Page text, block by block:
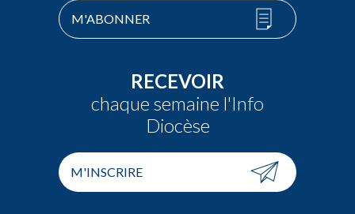
M'ABONNER
RECEVOIR
chaque semaine l'Info
Diocèse
M'INSCRIRE